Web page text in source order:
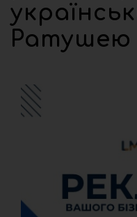
Ратушею